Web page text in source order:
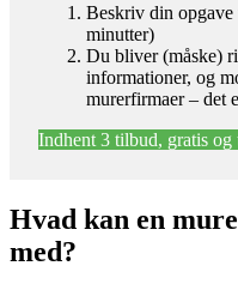
Beskriv din opgave
minutter)
Du bliver (måske)
informationer, og
murerfirmaer – det
Indhent 3 tilbud, gratis og
Hvad kan en
med?